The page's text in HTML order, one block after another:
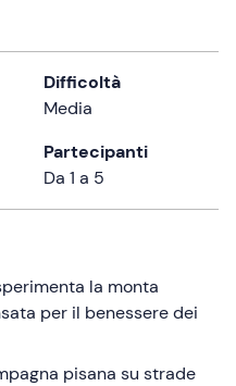
Difficoltà
Media
Partecipanti
Da 1 a 5
la monta
per il benessere dei
pisana su strade